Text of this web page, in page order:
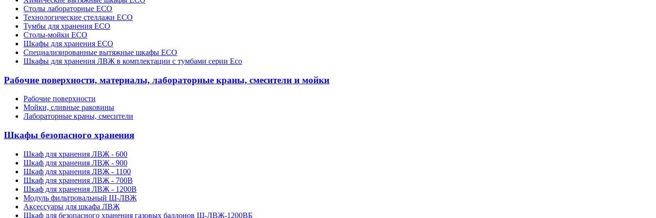
Столы лабораторные ECO
Технологические стеллажи ECO
Тумбы для хранения ECO
Столы-мойки ECO
Шкафы для хранения ECO
Специализированные вытяжные шкафы ECO
Шкафы для хранения ЛВЖ в комплектации с тумбами серии Eco
Рабочие поверхности, материалы, лабораторные краны, смесители и мойки
Рабочие поверхности
Мойки, сливные раковины
Лабораторные краны, смесители
Шкафы безопасного хранения
Шкаф для хранения ЛВЖ - 600
Шкаф для хранения ЛВЖ - 900
Шкаф для хранения ЛВЖ - 1100
Шкаф для хранения ЛВЖ - 700В
Шкаф для хранения ЛВЖ - 1200В
Модуль фильтровальный Ш-ЛВЖ
Аксессуары для шкафа ЛВЖ
Шкаф для безопасного хранения газовых баллонов Ш-ЛВЖ-1200ВБ